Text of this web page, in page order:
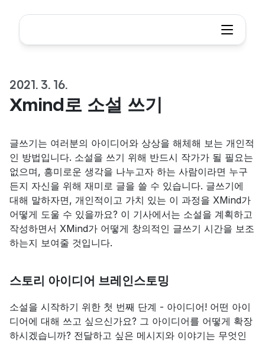
2021. 3. 16.
Xmind로 소설 쓰기
글쓰기는 여러분의 아이디어와 상상을 해체해 보는 개인적
인 방법입니다. 소설을 쓰기 위해 반드시 작가가 될 필요는
없으며, 흥미로운 생각을 나누고자 하는 사람이라면 누구
든지 자신을 위해 재미로 글을 쓸 수 있습니다. 글쓰기에
대해 말하자면, 개인적이고 가치 있는 이 과정을 XMind가
어떻게 도울 수 있을까요? 이 기사에서는 소설을 계획하고
작성하면서 XMind가 어떻게 창의적인 글쓰기 시간을 보조
하는지 보여줄 것입니다.
스토리 아이디어 브레인스토밍
소설을 시작하기 위한 첫 번째 단계 - 아이디어! 어떤 아이
디어에 대해 쓰고 싶으신가요? 그 아이디어를 어떻게 확장
하시겠습니까? 전달하고 싶은 메시지와 이야기는 무엇인